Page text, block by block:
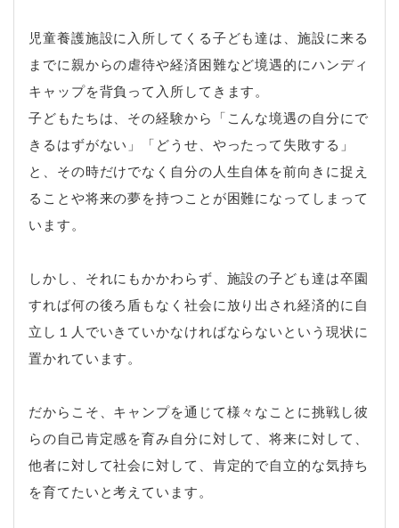
児童養護施設に入所してくる子ども達は、施設に来る
までに親からの虐待や経済困難など境遇的にハンディ
キャップを背負って入所してきます。
子どもたちは、その経験から「こんな境遇の自分にで
きるはずがない」「どうせ、やったって失敗する」
と、その時だけでなく自分の人生自体を前向きに捉え
ることや将来の夢を持つことが困難になってしまって
います。
しかし、それにもかかわらず、施設の子ども達は卒園
すれば何の後ろ盾もなく社会に放り出され経済的に自
立し１人でいきていかなければならないという現状に
置かれています。
だからこそ、キャンプを通じて様々なことに挑戦し彼
らの自己肯定感を育み自分に対して、将来に対して、
他者に対して社会に対して、肯定的で自立的な気持ち
を育てたいと考えています。